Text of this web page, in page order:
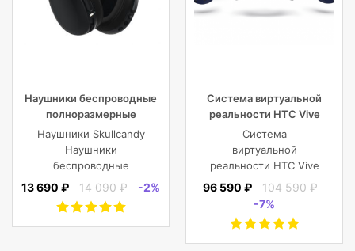
Наушники беспроводные
полноразмерные
Skullcandy CRUSHER EVO
WIRELESS OVER-EAR,
черные
Наушники Skullcandy
Наушники
беспроводные
полноразмерные
WIRELESS OVER-EAR,
черные
13 690 ₽ 14 090 ₽ -2%
Система виртуальной
реальности HTC Vive
Cosmos Elite
Система
виртуальной
реальности HTC Vive
Cosmos Elite
96 590 ₽
104 590 ₽
-7%